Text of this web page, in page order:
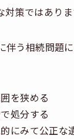
対策ではあり
伴う相続問題
を狭める
処分する
にみて公正な